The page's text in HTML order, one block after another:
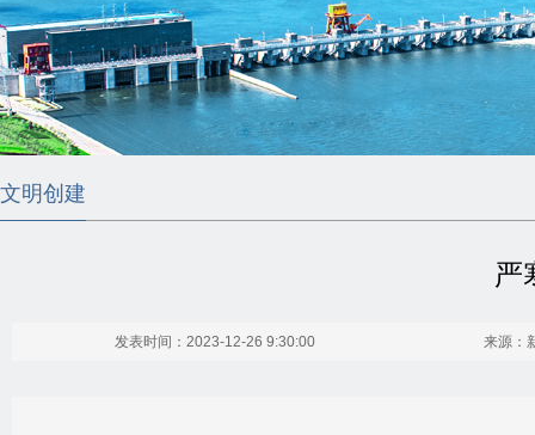
文明创建
严
发表时间：2023-12-26 9:30:00 来源：